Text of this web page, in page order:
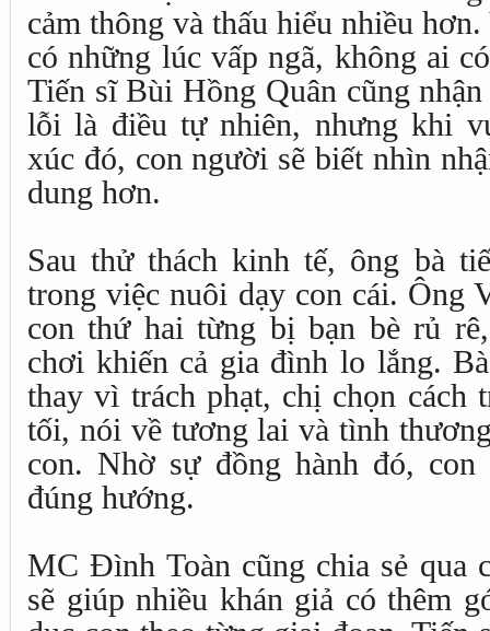
cảm thông và thấu hiểu nhiều
có những lúc vấp ngã, không ai
Tiến sĩ Bùi Hồng Quân cũng
lỗi là điều tự nhiên, nhưng khi
xúc đó, con người sẽ biết nhìn
dung hơn.
Sau thử thách kinh tế, ông bà
trong việc nuôi dạy con cái. Ông
con thứ hai từng bị bạn bè rủ
chơi khiến cả gia đình lo lắng.
thay vì trách phạt, chị chọn cách
tối, nói về tương lai và tình
con. Nhờ sự đồng hành đó,
đúng hướng.
MC Đình Toàn cũng chia sẻ qua
sẽ giúp nhiều khán giả có thêm